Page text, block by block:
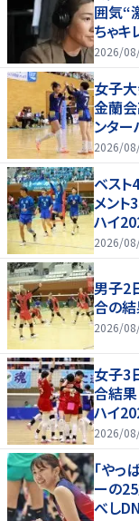
囲気“
ちゃキ
2026/
女子
金蘭会
ンター
2026/
ベスト
メント
ハイ
2026/
男子2
合の結
2026/
女子3
合結果
ハイ
2026/
「や
ーの
べし